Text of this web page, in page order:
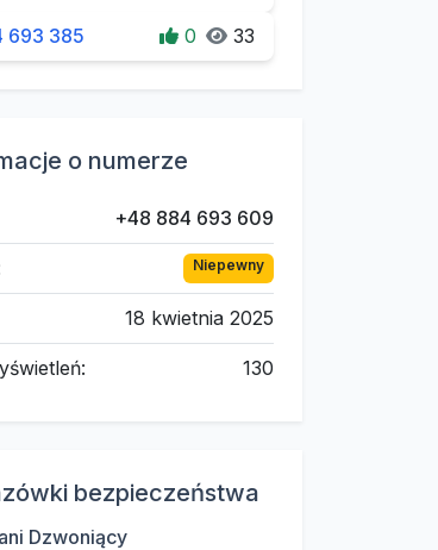
693 385 0 33
o numerze
+48 884 693 609
Niepewny
18 kwietnia 2025
130
bezpieczeństwa
Dzwoniący